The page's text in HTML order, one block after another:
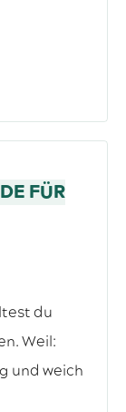
FÜR
du
Weil:
und weich